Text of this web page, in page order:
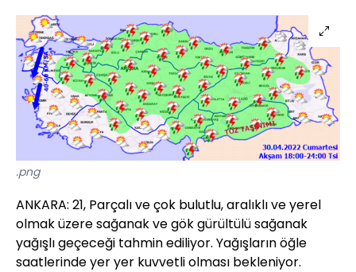
.png
ANKARA: 21, Parçalı ve çok bulutlu, aralıklı ve yerel
olmak üzere sağanak ve gök gürültülü sağanak
yağışlı geçeceği tahmin ediliyor. Yağışların öğle
saatlerinde yer yer kuvvetli olması bekleniyor.